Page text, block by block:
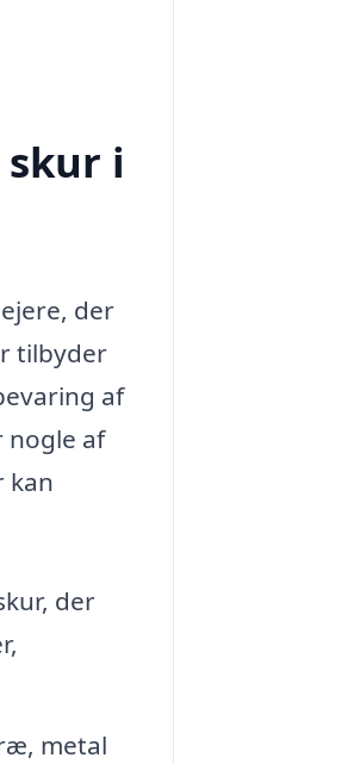
i
der
tilbyder
af
nogle af
kan
der
metal